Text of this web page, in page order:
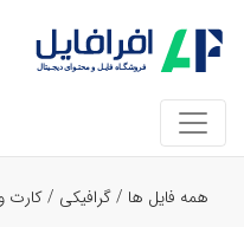
همه فایل ها /گرافیکی /کارت